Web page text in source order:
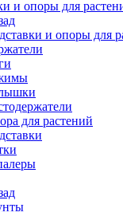
и опоры для
и опоры для
для растений